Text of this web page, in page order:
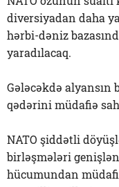
diversiyadan daha
hərbi-dəniz
yaradılacaq.
Gələcəkdə
qədərini müdafiə
NATO şiddətli
birləşmələri
hücumundan